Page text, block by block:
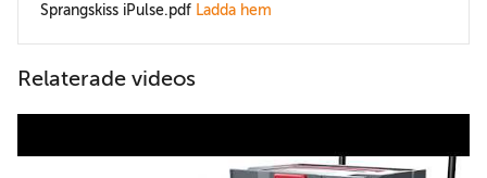
Sprangskiss iPulse.pdf Ladda hem
Relaterade videos